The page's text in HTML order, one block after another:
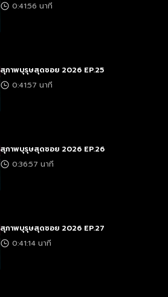
0:41:56 นาที
สุภาพบุรุษสุดซอย 2026 EP.25
0:41:57 นาที
สุภาพบุรุษสุดซอย 2026 EP.26
0:36:57 นาที
สุภาพบุรุษสุดซอย 2026 EP.27
0:41:14 นาที